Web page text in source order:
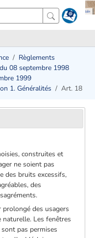
Règlements
08 septembre 1998
1999
1. Généralités Art. 18
construites et
ne soient pas
des bruits excessifs,
des
prolongé des usagers
Les fenêtres
pas permises